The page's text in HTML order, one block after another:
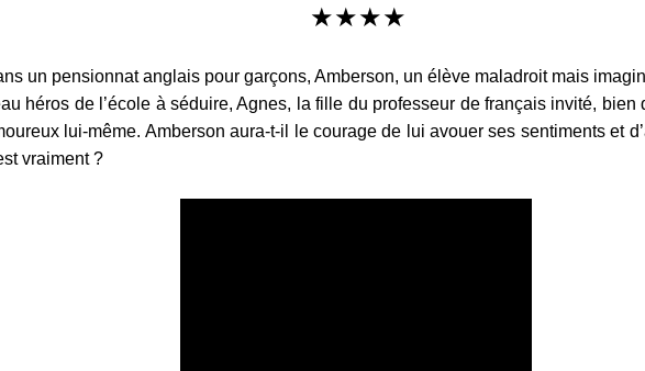
★★★★
un pensionnat anglais pour garçons, Amberson, un élève maladroit mais
héros de l’école à séduire, Agnes, la fille du professeur de français invité, bien
lui-même. Amberson aura-t-il le courage de lui avouer ses sentiments et
vraiment ?